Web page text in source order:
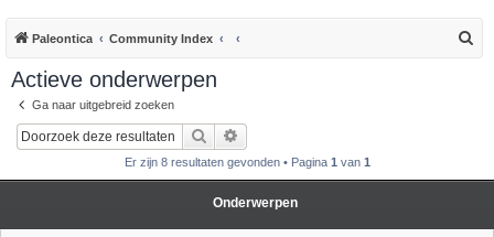
Paleontica Community Index
Actieve onderwerpen
Ga naar uitgebreid zoeken
Zoek
Er zijn 8 resultaten gevonden • Pagina 1 van 1
Onderwerpen